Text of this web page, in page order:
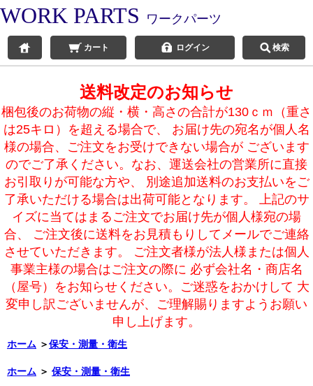
WORK PARTS ワークパーツ
カート ログイン 検索
送料改定のお知らせ
梱包後のお荷物の縦・横・高さの合計が130ｃｍ（重さ
は25キロ）を超える場合で、 お届け先の宛名が個人名
様の場合、ご注文をお受けできない場合が ございます
のでご了承ください。なお、運送会社の営業所に直接
お引取りが可能な方や、 別途追加送料のお支払いをご
了承いただける場合は出荷可能となります。 上記のサ
イズに当てはまるご注文でお届け先が個人様宛の場
合、 ご注文後に送料をお見積もりしてメールでご連絡
させていただきます。 ご注文者様が法人様または個人
事業主様の場合はご注文の際に 必ず会社名・商店名
（屋号）をお知らせください。ご迷惑をおかけして 大
変申し訳ございませんが、ご理解賜りますようお願い
申し上げます。
ホーム ＞保安・測量・衛生
ホーム ＞ 保安・測量・衛生